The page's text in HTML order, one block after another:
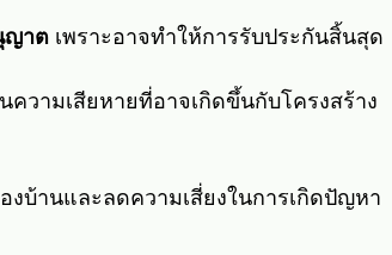
ญาต เพราะอาจทำให้การรับประกันสิ้นสุด
ความเสียหายที่อาจเกิดขึ้นกับโครงสร้าง
บ้านและลดความเสี่ยงในการเกิดปัญหา